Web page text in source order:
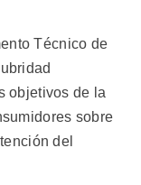
Técnico de
objetivos de la
sobre
del